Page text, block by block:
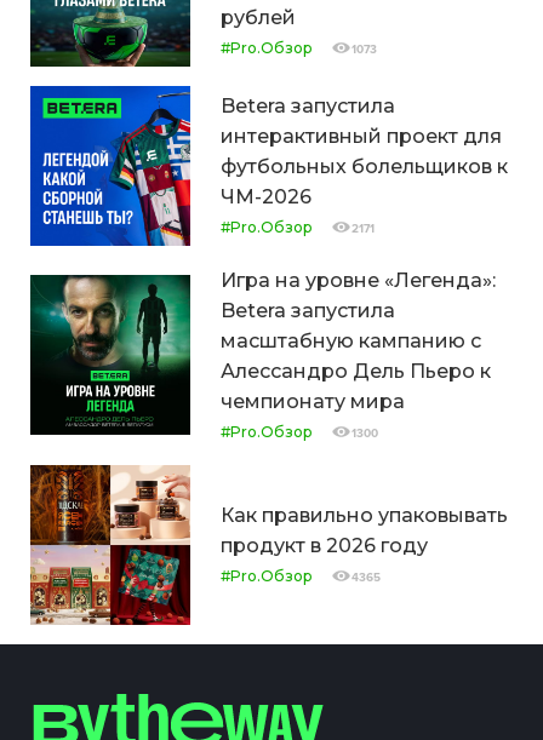
рублей
#Pro.Обзор 1073
Betera запустила
интерактивный проект для
футбольных болельщиков к
ЧМ-2026
#Pro.Обзор 2171
Игра на уровне «Легенда»:
Betera запустила
масштабную кампанию с
Алессандро Дель Пьеро к
чемпионату мира
#Pro.Обзор 1300
Как правильно упаковывать
продукт в 2026 году
#Pro.Обзор 4365